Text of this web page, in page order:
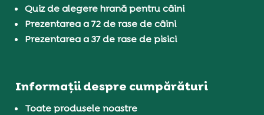
Quiz de alegere hrană pentru câini
Prezentarea a 72 de rase de câini
Prezentarea a 37 de rase de pisici
Informații despre cumpărături
Toate produsele noastre